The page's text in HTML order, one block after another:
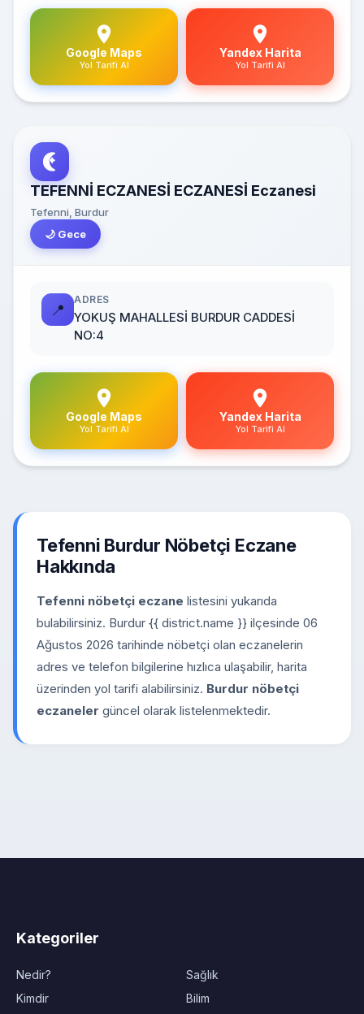
Google Maps
Yol Tarifi Al
Yandex Harita
Yol Tarifi Al
TEFENNİ ECZANESİ ECZANESİ Eczanesi
Tefenni, Burdur
🌙 Gece
📍
ADRES
YOKUŞ MAHALLESİ BURDUR CADDESİ
NO:4
Google Maps
Yol Tarifi Al
Yandex Harita
Yol Tarifi Al
Tefenni Burdur Nöbetçi Eczane
Hakkında
Tefenni nöbetçi eczane listesini yukarıda
bulabilirsiniz. Burdur {{ district.name }} ilçesinde 06
Ağustos 2026 tarihinde nöbetçi olan eczanelerin
adres ve telefon bilgilerine hızlıca ulaşabilir, harita
üzerinden yol tarifi alabilirsiniz. Burdur nöbetçi
eczaneler güncel olarak listelenmektedir.
Kategoriler
Nedir?
Kimdir
Sağlık
Bilim